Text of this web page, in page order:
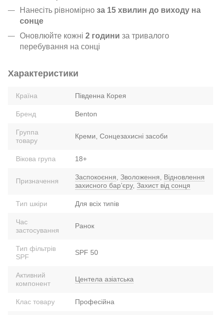
Нанесіть рівномірно за 15 хвилин до виходу на
сонце
Оновлюйте кожні 2 години за тривалого
перебування на сонці
Характеристики
Країна Південна Корея
Бренд Benton
Группа
товару
Креми, Сонцезахисні засоби
Вікова група 18+
Призначення Заспокоєння Зволоження
Відновлення
захисного барʼєру, Захист від сонця
Тип шкіри Для всіх типів
Час
застосування
Ранок
Тип фільтрів
SPF
SPF 50
Активний
компонент
Центела азіатська
Клас товару Професійна